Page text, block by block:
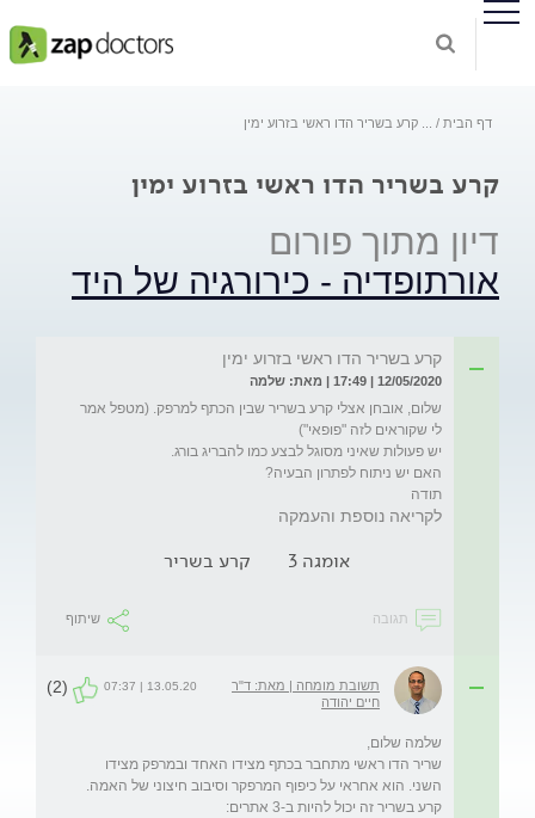
דף הבית קרע בשריר הדו ראשי בזרוע ימין
קרע בשריר הדו ראשי בזרוע ימין
דיון מתוך פורום
אורתופדיה - כירורגיה של היד
קרע בשריר הדו ראשי בזרוע ימין
12/05/2020 | 17:49 | מאת: שלמה
שלום, אובחן אצלי קרע בשריר שבין הכתף למרפק. (מטפל אמר
תודה
לקריאה נוספת והעמקה
אומגה 3 קרע בשריר
תגובה שיתוף
תשובת מומחה | מאת: ד"ר
חיים יהודה
13.05.20 | 07:37
(2)
שריר הדו ראשי מתחבר בכתף מצידו האחד ובמרפק מצידו
השני. הוא אחראי על כיפוף המרפקר וסיבוב חיצוני של האמה.